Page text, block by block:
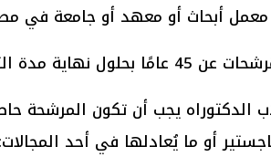
أبحاث أو معهد أو جامعة في
نهاية مدة التقديم.
الدكتوراه يجب أن تكون المرشحة
أو ما يُعادلها في أحد